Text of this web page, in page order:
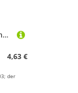
Bkljkf Brandungsangel-Zubehör, Surfang Ausrüstung, Komplettset Mit Haken Für Schnapper Forellenbarsch Plattfisch Wels Barsch Süßwasser Salzwasser
4,63 €
der